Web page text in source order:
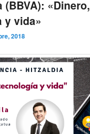
(BBVA): «Dinero,
y vida»
2018